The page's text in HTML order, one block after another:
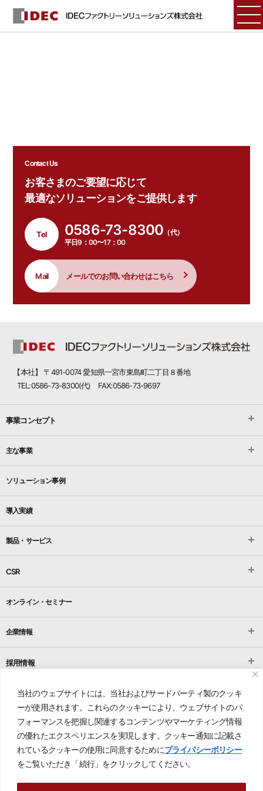
当社のウェブサイトには、当社およびサードパーティ製のクッキ
ーが使用されます。これらのクッキーにより、ウェブサイトのパ
フォーマンスを把握し関連するコンテンツやマーケティング情報
の優れたエクスペリエンスを実現します。クッキー通知に記載さ
れているクッキーの使用に同意するためにプライバシーポリシー
をご覧いただき「続行」をクリックしてください。
Contact Us
お客さまのご要望に応じて
最適なソリューションをご提供します
Tel 0586-73-8300 （代）
平日9：00〜17：00
Mail メールでのお問い合わせはこちら
【本社】 〒491-0074 愛知県一宮市東島町二丁目８番地
TEL:0586-73-8300(代) FAX:0586-73-9697
事業コンセプト
主な事業
ソリューション事例
導入実績
製品・サービス
CSR
オンライン・セミナー
企業情報
採用情報
お問い合わせ
プライバシーポリシー
© IDEC FACTORY SOLUTIONS. All rights reserved.